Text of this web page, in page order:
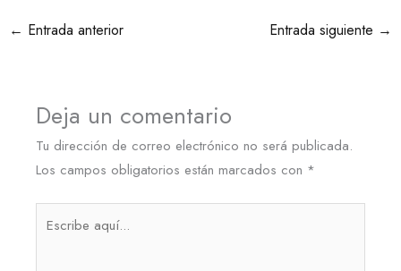
← Entrada anterior Entrada siguiente →
Deja un comentario
Tu dirección de correo electrónico no será publicada.
Los campos obligatorios están marcados con *